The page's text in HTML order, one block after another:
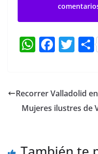
W
s
A
F
e
b
T
er
Recorrer Valladolid
Mujeres ilustres de